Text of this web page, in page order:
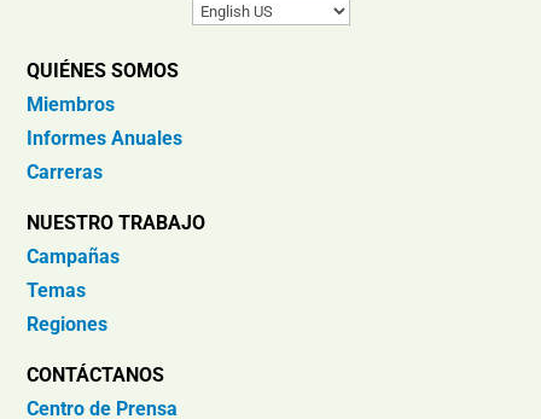
QUIÉNES SOMOS
Miembros
Informes Anuales
Carreras
NUESTRO TRABAJO
Campañas
Temas
Regiones
CONTÁCTANOS
Centro de Prensa